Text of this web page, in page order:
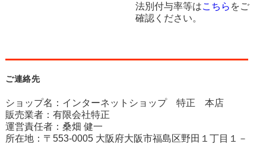
法別付与率等はこちら をご
確認ください。
ご連絡先
ショップ名：インターネットショップ 特正 本店
販売業者：有限会社特正
運営責任者：桑畑 健一
所在地：〒553-0005 大阪府大阪市福島区野田１丁目１－